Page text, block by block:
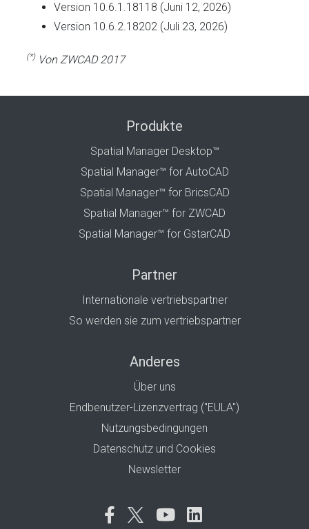
Version 10.6.1.18118 (Juni 12, 2026)
Version 10.6.2.18202 (Juli 23, 2026)
(*)Von ZWCAD 2017
Produkte
Spatial Manager Desktop™
Spatial Manager™ for AutoCAD
Spatial Manager™ for BricsCAD
Spatial Manager™ for ZWCAD
Spatial Manager™ for GstarCAD
Partner
Internationale vertriebspartner
So werden sie zum vertriebspartner
Anderes
Über uns
Endbenutzer-Lizenzvertrag ("EULA")
Nutzungsbedingungen
Datenschutz und Cookies
Newsletter